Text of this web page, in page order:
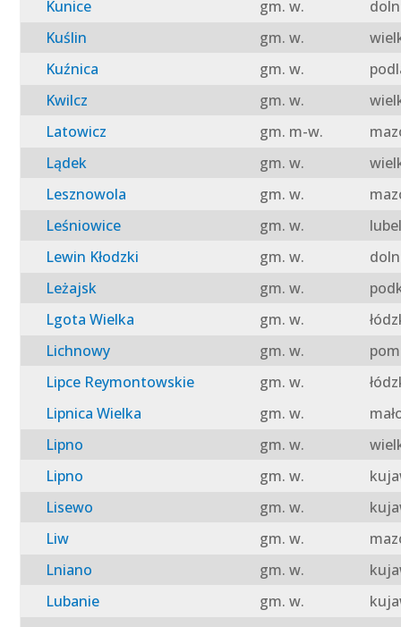
Kunice
gm. w.
Kuślin
gm. w.
Kuźnica
gm. w.
Kwilcz
gm. w.
Latowicz
gm. m-w.
Lądek
gm. w.
Lesznowola
gm. w.
Leśniowice
gm. w.
Lewin Kłodzki
gm. w.
Leżajsk
gm. w.
Lgota Wielka
gm. w.
Lichnowy
gm. w.
Lipce Reymontowskie
gm. w.
Lipnica Wielka
gm. w.
Lipno
gm. w.
Lipno
gm. w.
Lisewo
gm. w.
Liw
gm. w.
Lniano
gm. w.
Lubanie
gm. w.